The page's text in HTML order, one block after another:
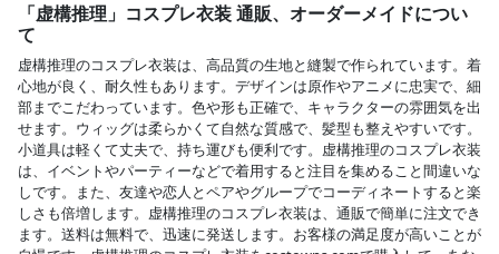
「虚構推理」コスプレ衣装 通販、オーダーメイドについ
て
虚構推理のコスプレ衣装は、高品質の生地と縫製で作られています。着
心地が良く、耐久性もあります。デザインは原作やアニメに忠実で、細
部までこだわっています。色や形も正確で、キャラクターの雰囲気を出
せます。ウィッグは柔らかくて自然な質感で、髪型も整えやすいです。
小道具は軽くて丈夫で、持ち運びも便利です。虚構推理のコスプレ衣装
は、イベントやパーティーなどで着用すると注目を集めること間違いな
しです。また、友達や恋人とペアやグループでコーディネートすると楽
しさも倍増します。虚構推理のコスプレ衣装は、通販で簡単に注文でき
ます。送料は無料で、迅速に発送します。お客様の満足度が高いことが